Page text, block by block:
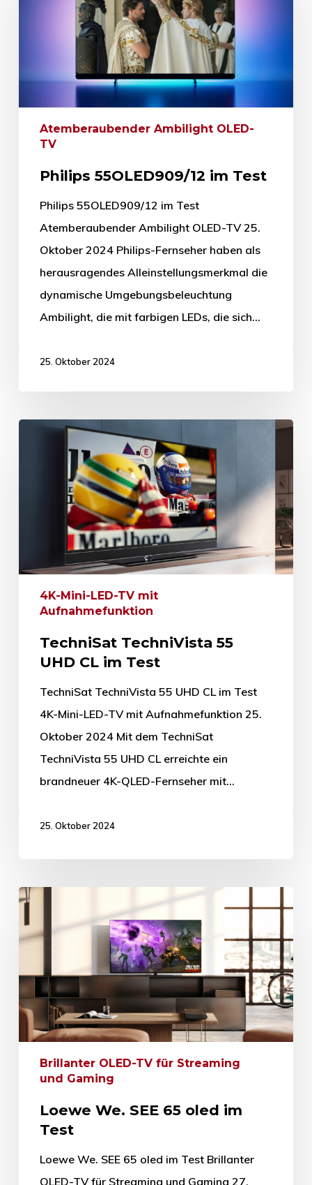
Atemberaubender Ambilight OLED-
TV
Philips 55OLED909/12 im Test
Philips 55OLED909/12 im Test
Atemberaubender Ambilight OLED-TV 25.
Oktober 2024 Philips-Fernseher haben als
herausragendes Alleinstellungsmerkmal die
dynamische Umgebungsbeleuchtung
Ambilight, die mit farbigen LEDs, die sich…
25. Oktober 2024
4K-Mini-LED-TV mit
Aufnahmefunktion
TechniSat TechniVista 55
UHD CL im Test
TechniSat TechniVista 55 UHD CL im Test
4K-Mini-LED-TV mit Aufnahmefunktion 25.
Oktober 2024 Mit dem TechniSat
TechniVista 55 UHD CL erreichte ein
brandneuer 4K-QLED-Fernseher mit…
25. Oktober 2024
Brillanter OLED-TV für Streaming
und Gaming
Loewe We. SEE 65 oled im
Test
Loewe We. SEE 65 oled im Test Brillanter
OLED-TV für Streaming und Gaming 27.